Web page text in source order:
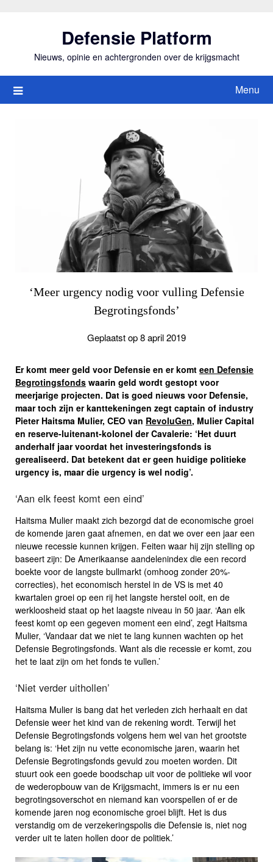
Defensie Platform
Nieuws, opinie en achtergronden over de krijgsmacht
Menu
‘Meer urgency nodig voor vulling Defensie
Begrotingsfonds’
Geplaatst op 8 april 2019
Er komt meer geld voor Defensie en er komt een Defensie
Begrotingsfonds waarin geld wordt gestopt voor
meerjarige projecten. Dat is goed nieuws voor Defensie,
maar toch zijn er kanttekeningen zegt captain of industry
Pieter Haitsma Mulier, CEO van RevoluGen, Mulier Capital
en reserve-luitenant-kolonel der Cavalerie: ‘Het duurt
anderhalf jaar voordat het investeringsfonds is
gerealiseerd. Dat betekent dat er geen huidige politieke
urgency is, maar die urgency is wel nodig’.
‘Aan elk feest komt een eind’
Haitsma Mulier maakt zich bezorgd dat de economische groei
de komende jaren gaat afnemen, en dat we over een jaar een
nieuwe recessie kunnen krijgen. Feiten waar hij zijn stelling op
baseert zijn: De Amerikaanse aandelenindex die een record
boekte voor de langste bullmarkt (omhoog zonder 20%-
correcties), het economisch herstel in de VS is met 40
kwartalen groei op een rij het langste herstel ooit, en de
werkloosheid staat op het laagste niveau in 50 jaar. ‘Aan elk
feest komt op een gegeven moment een eind’, zegt Haitsma
Mulier, ‘Vandaar dat we niet te lang kunnen wachten op het
Defensie Begrotingsfonds. Want als die recessie er komt, zou
het te laat zijn om het fonds te vullen.’
‘Niet verder uithollen’
Haitsma Mulier is bang dat het verleden zich herhaalt en dat
Defensie weer het kind van de rekening wordt. Terwijl het
Defensie Begrotingsfonds volgens hem wel van het grootste
belang is: ‘Het zijn nu vette economische jaren, waarin het
Defensie Begrotingsfonds gevuld zou moeten worden. Dit
stuurt ook een goede boodschap uit voor de politieke wil voor
de wederopbouw van de Krijgsmacht, immers is er nu een
begrotingsoverschot en niemand kan voorspellen of er de
komende jaren nog economische groei blijft. Het is dus
verstandig om de verzekeringspolis die Defensie is, niet nog
verder uit te laten hollen door de politiek.’